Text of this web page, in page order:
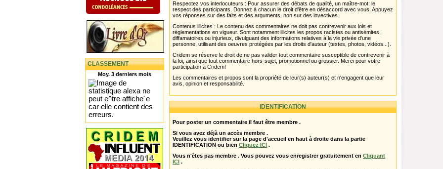
CLASSEMENT
Moy. 3 derniers mois
Respectez vos interlocuteurs : Pour assurer des débats de qualité, un maître-mot: le
respect des participants. Donnez à chacun le droit d'être en désaccord avec vous. Appuyez
vos réponses sur des faits et des arguments, non sur des invectives.
Contenus illicites : Le contenu des commentaires ne doit pas contrevenir aux lois et
réglementations en vigueur. Sont notamment illicites les propos racistes ou antisémites,
diffamatoires ou injurieux, divulguant des informations relatives à la vie privée d'une
personne, utilisant des oeuvres protégées par les droits d'auteur (textes, photos, vidéos...).
Cridem se réserve le droit de ne pas valider tout commentaire susceptible de contrevenir à
la loi, ainsi que tout commentaire hors-sujet, promotionnel ou grossier. Merci pour votre
participation à Cridem!
Les commentaires et propos sont la propriété de leur(s) auteur(s) et n'engagent que leur
avis, opinion et responsabilité.
IDENTIFICATION
Pour poster un commentaire il faut être membre .
Si vous avez déjà un accès membre .
Veuillez vous identifier sur la page d'accueil en haut à droite dans la partie
IDENTIFICATION ou bien Cliquez ICI .
Vous n'êtes pas membre . Vous pouvez vous enregistrer gratuitement en Cliquant
ICI .